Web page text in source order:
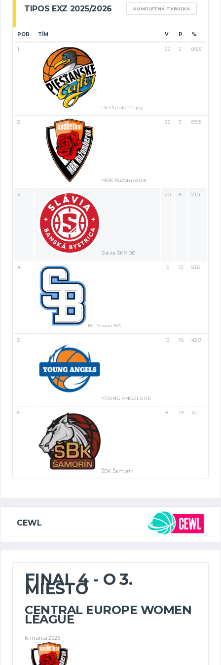
TIPOS EXZ 2025/2026 KOMPLETNÁ TABUĽKA
POR TÍM V P %
1
Piešťanské Čajky
25 3 89,31
2
MBK Ružomberok
25 3 89,3
3
Slávia ŠKP BB
20 8 71,4
4
BC Slovan BA
15 13 53,6
5
YOUNG ANGELS KE
12 16 42,9
6
ŠBK Šamorín
9 19 32,1
CEWL
FINAL 4 - O 3.
MIESTO
CENTRAL EUROPE WOMEN
LEAGUE
6. marca 2026